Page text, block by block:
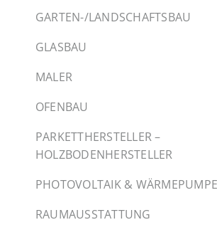
GARTEN-/LANDSCHAFTSBAU
GLASBAU
MALER
OFENBAU
PARKETTHERSTELLER –
HOLZBODENHERSTELLER
PHOTOVOLTAIK &
RAUMAUSSTATTUNG